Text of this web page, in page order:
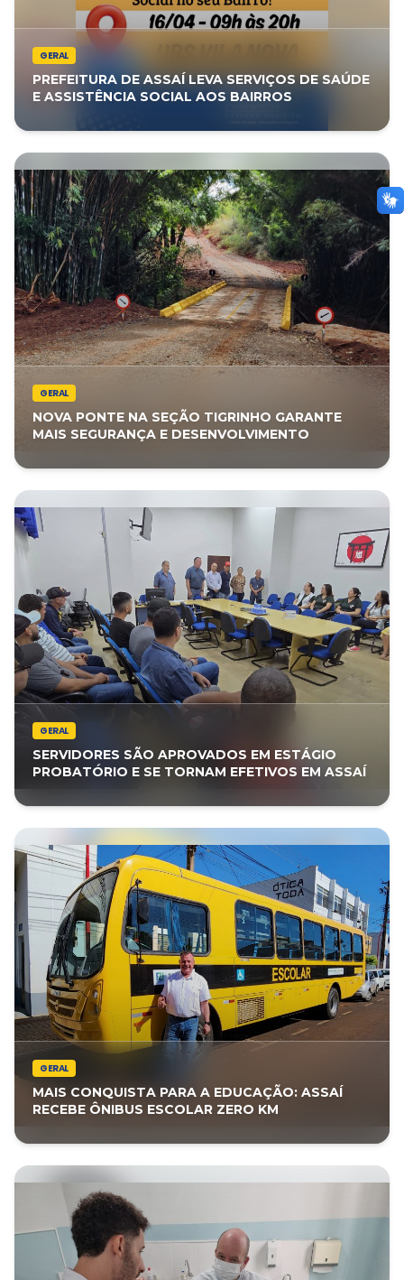
GERAL
PREFEITURA DE ASSAÍ LEVA SERVIÇOS DE SAÚDE
E ASSISTÊNCIA SOCIAL AOS BAIRROS
GERAL
NOVA PONTE NA SEÇÃO TIGRINHO GARANTE
MAIS SEGURANÇA E DESENVOLVIMENTO
GERAL
SERVIDORES SÃO APROVADOS EM ESTÁGIO
PROBATÓRIO E SE TORNAM EFETIVOS EM ASSAÍ
GERAL
MAIS CONQUISTA PARA A EDUCAÇÃO: ASSAÍ
RECEBE ÔNIBUS ESCOLAR ZERO KM